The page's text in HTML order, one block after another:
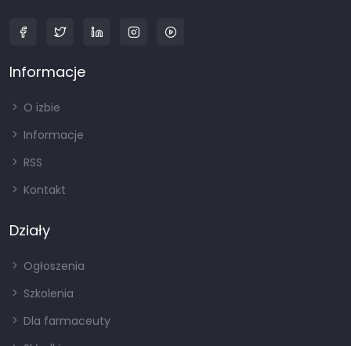
Informacje
O izbie
Informacje
RSS
Kontakt
Działy
Ogłoszenia
Szkolenia
Dla farmaceuty